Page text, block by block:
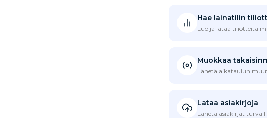
Hae lainatilin
Luo ja lataa tiliotteita
Muokkaa
Lähetä aikataulun
Lataa asiakirjoja
Lähetä asiakirjat